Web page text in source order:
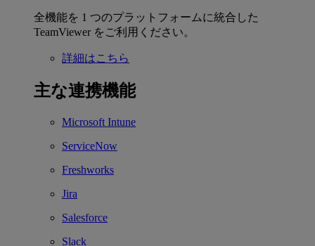
全機能を 1 つのプラットフォームに統合した
TeamViewer をご利用ください。
詳細はこちら
主な連携機能
Microsoft Intune
ServiceNow
Freshworks
Jira
Salesforce
Slack